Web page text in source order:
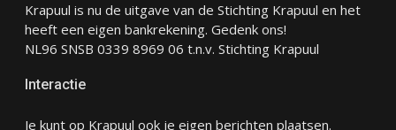
Krapuul is nu de uitgave van de Stichting Krapuul en het
heeft een eigen bankrekening. Gedenk ons!
NL96 SNSB 0339 8969 06 t.n.v. Stichting Krapuul
Interactie
Je kunt op Krapuul ook je eigen berichten plaatsen.